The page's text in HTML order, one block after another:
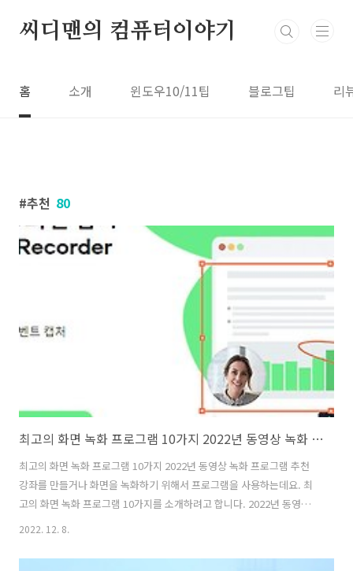
씨디맨의 컴퓨터이야기
홈 소개 윈도우10/11팁 블로그팁 리
추천 80
최고의 화면 녹화 프로그램 10가지 2022년 동영상 녹화 프로그램 추천
최고의 화면 녹화 프로그램 10가지 2022년 동영상 녹화 프로그램 추천
강좌를 만들거나 화면을 녹화하기 위해서 프로그램을 사용하는데요. 최
고의 화면 녹화 프로그램 10가지를 소개하려고 합니다. 2022년 동영상
녹화 프로그램 추천 할만한 것은 어떤것이 있는지 알아보도록 하죠. 무료
용하기 간단하고 영상을 추출해서 쓰기 편해야 합니다. 간단한 편집기능
2022. 12. 8.